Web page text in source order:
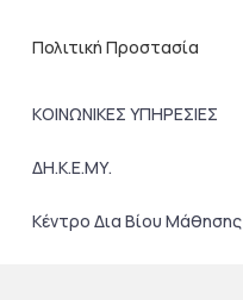
Πολιτική Προστασία
ΚΟΙΝΩΝΙΚΕΣ ΥΠΗΡΕΣΙΕΣ
ΔΗ.Κ.Ε.ΜΥ.
Κέντρο Δια Βίου Μάθησης